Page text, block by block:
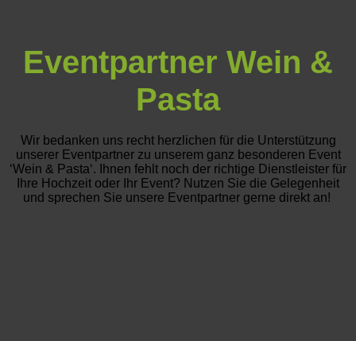
Eventpartner Wein &
Pasta
Wir bedanken uns recht herzlichen für die Unterstützung
unserer Eventpartner zu unserem ganz besonderen Event
‘Wein & Pasta‘. Ihnen fehlt noch der richtige Dienstleister für
Ihre Hochzeit oder Ihr Event? Nutzen Sie die Gelegenheit
und sprechen Sie unsere Eventpartner gerne direkt an!